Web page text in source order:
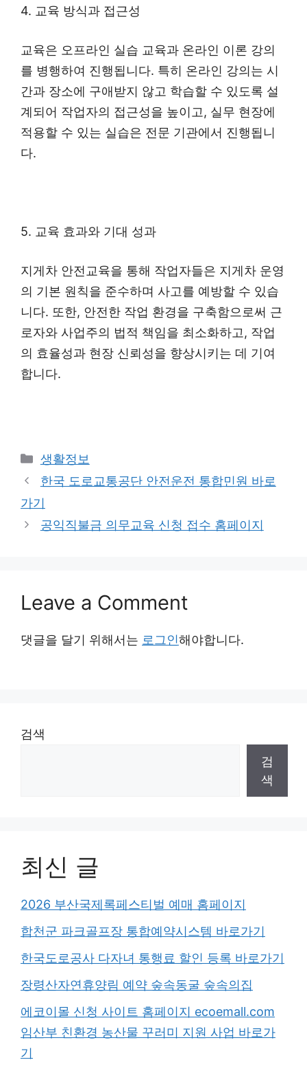
4. 교육 방식과 접근성
교육은 오프라인 실습 교육과 온라인 이론 강의
를 병행하여 진행됩니다. 특히 온라인 강의는 시
간과 장소에 구애받지 않고 학습할 수 있도록 설
계되어 작업자의 접근성을 높이고, 실무 현장에
적용할 수 있는 실습은 전문 기관에서 진행됩니
다.
5. 교육 효과와 기대 성과
지게차 안전교육을 통해 작업자들은 지게차 운영
의 기본 원칙을 준수하며 사고를 예방할 수 있습
니다. 또한, 안전한 작업 환경을 구축함으로써 근
로자와 사업주의 법적 책임을 최소화하고, 작업
의 효율성과 현장 신뢰성을 향상시키는 데 기여
합니다.
Categories
생활정보
한국 도로교통공단 안전운전 통합민원 바로
가기
공익직불금 의무교육 신청 접수 홈페이지
Leave a Comment
댓글을 달기 위해서는 로그인해야합니다.
검색
검
색
최신 글
2026 부산국제록페스티벌 예매 홈페이지
합천군 파크골프장 통합예약시스템 바로가기
한국도로공사 다자녀 통행료 할인 등록 바로가기
장령산자연휴양림 예약 숲속동굴 숲속의집
에코이몰 신청 사이트 홈페이지 ecoemall.com
임산부 친환경 농산물 꾸러미 지원 사업 바로가
기